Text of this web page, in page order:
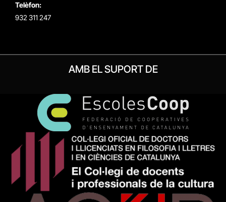
Telèfon:
932 311 247
AMB EL SUPORT DE